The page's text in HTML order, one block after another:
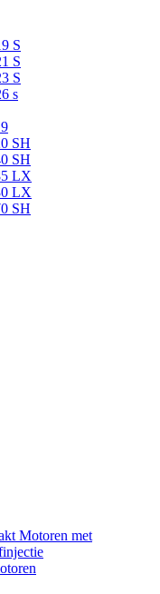
S
S
S
s
SH
SH
LX
LX
SH
Motoren met